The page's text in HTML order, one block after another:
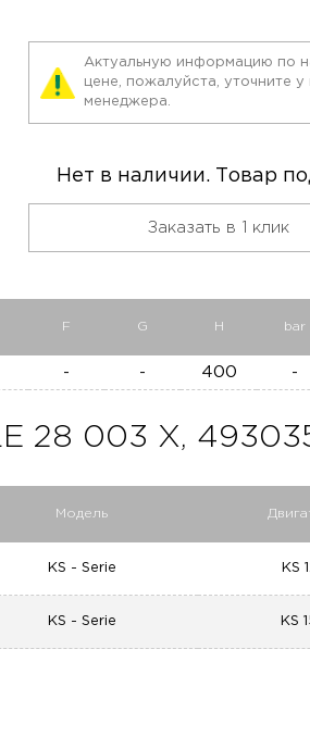
Актуальную информацию по
цене, пожалуйста, уточните у
менеджера.
Нет в наличии. Товар
Заказать в 1 клик
F G H bar
- - 400 -
003 X,
Модель
KS - Serie KS
KS - Serie KS